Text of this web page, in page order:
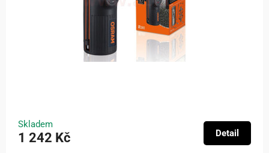
Skladem
1 242 Kč Detail